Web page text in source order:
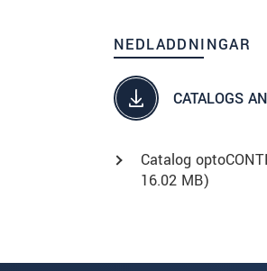
NEDLADDNINGAR
CATALOGS
Catalog
16.02 MB)